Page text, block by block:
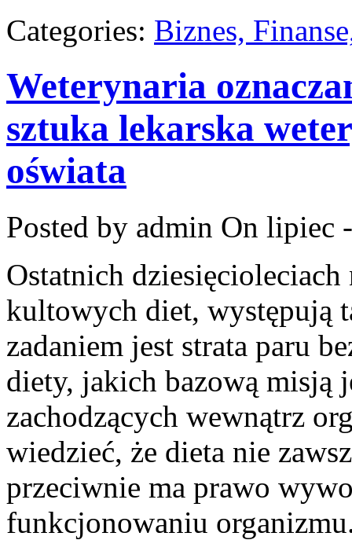
Categories: Biznes,
Weterynaria
sztuka lekarska
oświata
Posted by admin On lipiec
Ostatnich
kultowych diet, występują
zadaniem jest strata paru
diety, jakich bazową misją
zachodzących wewnątrz
wiedzieć, że dieta nie
przeciwnie ma prawo
funkcjonowaniu